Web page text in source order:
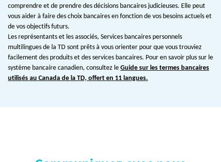
comprendre et de prendre des décisions bancaires judicieuses. Elle peut
vous aider à faire des choix bancaires en fonction de vos besoins actuels et
de vos objectifs futurs.
Les représentants et les associés, Services bancaires personnels
multilingues de la TD sont prêts à vous orienter pour que vous trouviez
facilement des produits et des services bancaires. Pour en savoir plus sur le
système bancaire canadien, consultez le Guide sur les termes bancaires
utilisés au Canada de la TD, offert en 11 langues.